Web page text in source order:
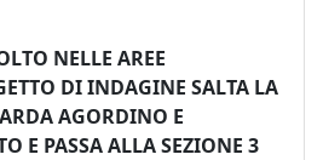
NELLE AREE
DI INDAGINE SALTA LA
AGORDINO E
E PASSA ALLA SEZIONE 3